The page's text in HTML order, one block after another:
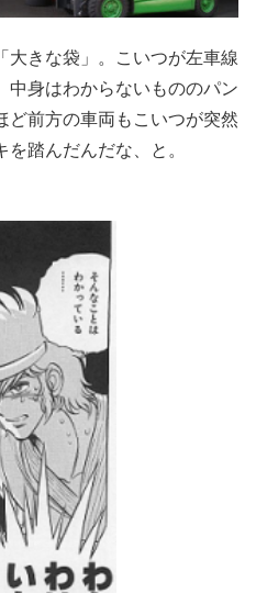
大きな袋」。こいつが左車線
中身はわからないもののパン
ど前方の車両もこいつが突然
踏んだんだな、と。